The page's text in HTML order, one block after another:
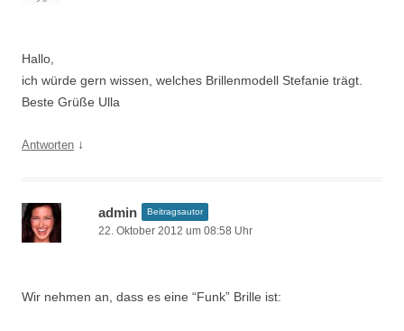
Hallo,
ich würde gern wissen, welches Brillenmodell Stefanie trägt.
Beste Grüße Ulla
Antworten ↓
admin Beitragsautor
22. Oktober 2012 um 08:58 Uhr
Wir nehmen an, dass es eine “Funk” Brille ist: